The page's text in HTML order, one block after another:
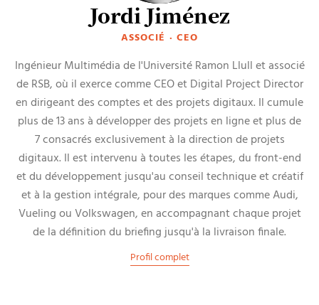
Jordi Jiménez
ASSOCIÉ · CEO
Ingénieur Multimédia de l'Université Ramon Llull et associé
de RSB, où il exerce comme CEO et Digital Project Director
en dirigeant des comptes et des projets digitaux. Il cumule
plus de 13 ans à développer des projets en ligne et plus de
7 consacrés exclusivement à la direction de projets
digitaux. Il est intervenu à toutes les étapes, du front-end
et du développement jusqu'au conseil technique et créatif
et à la gestion intégrale, pour des marques comme Audi,
Vueling ou Volkswagen, en accompagnant chaque projet
de la définition du briefing jusqu'à la livraison finale.
Profil complet